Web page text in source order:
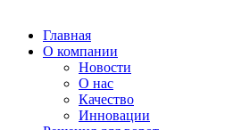
Главная
О компании
Новости
О нас
Качество
Инновации